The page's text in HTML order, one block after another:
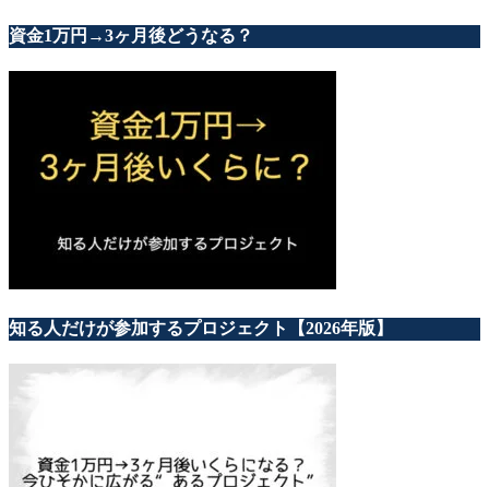
資金1万円→3ヶ月後どうなる？
知る人だけが参加するプロジェクト【2026年版】